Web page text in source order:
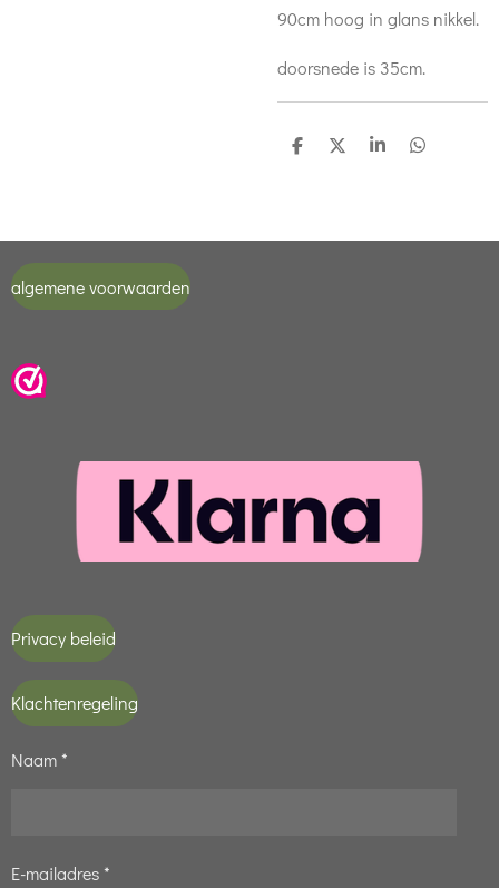
90cm hoog in glans nikkel.
doorsnede is 35cm.
D
D
S
D
algemene voorwaarden
Privacy beleid
Klachtenregeling
Naam *
E-mailadres *